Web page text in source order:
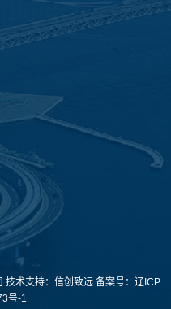
术支持： 信创致远 备案号： 辽ICP
号-1